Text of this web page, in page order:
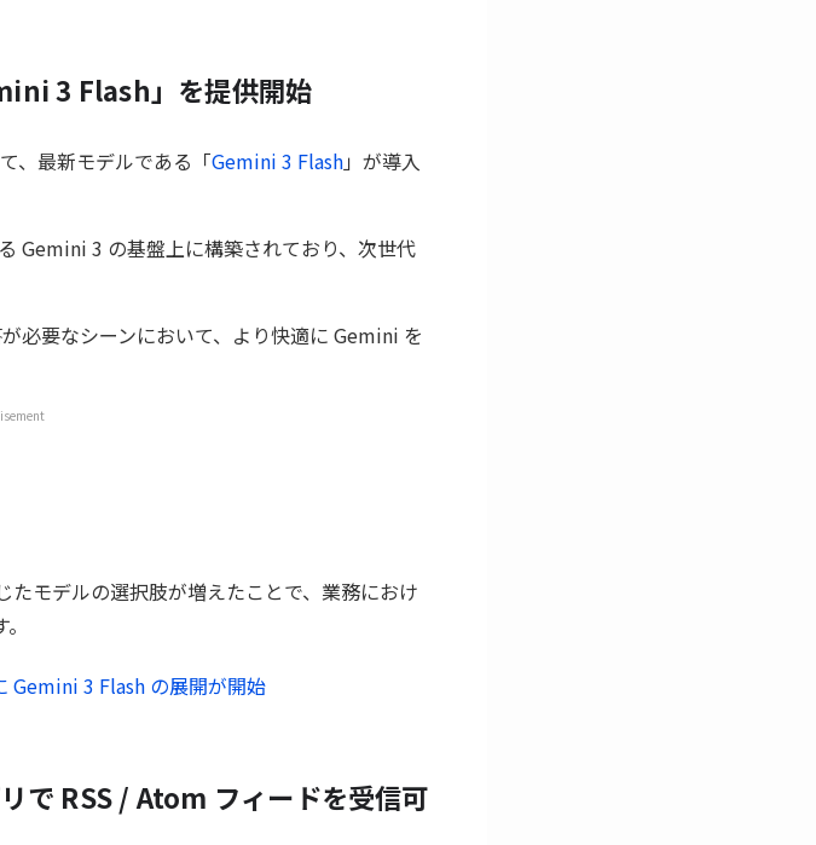
3 Flash」を提供開始
、最新モデルである「Gemini 3 Flash」が導入
Gemini 3 の基盤上に構築されており、次世代
必要なシーンにおいて、より快適に Gemini を
たモデルの選択肢が増えたことで、業務におけ
Gemini 3 Flash の展開が開始
で RSS / Atom フィードを受信可